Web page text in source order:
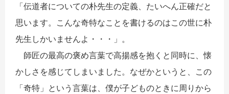
「伝道者についての朴先生の定義、たいへん正確だと
思います。こんな奇特なことを書けるのはこの世に朴
先生しかいませんよ・・・」。
師匠の最高の褒め言葉で高揚感を抱くと同時に、懐
かしさを感じてしまいました。なぜかというと、この
「奇特」という言葉は、僕が子どものときに周りから